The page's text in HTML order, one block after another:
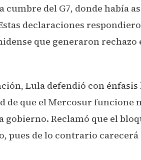
del G7, donde había
declaraciones
que generaron
Lula defendió con
de que el Mercosur funcione
gobierno. Reclamó que el
pues de lo contrario